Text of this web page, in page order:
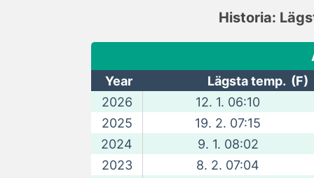
Historia:
Year
Lägsta temp. (F)
2026
12. 1. 06:10
2025
19. 2. 07:15
2024
9. 1. 08:02
2023
8. 2. 07:04